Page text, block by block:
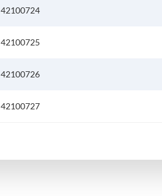
42100724
42100725
42100726
42100727